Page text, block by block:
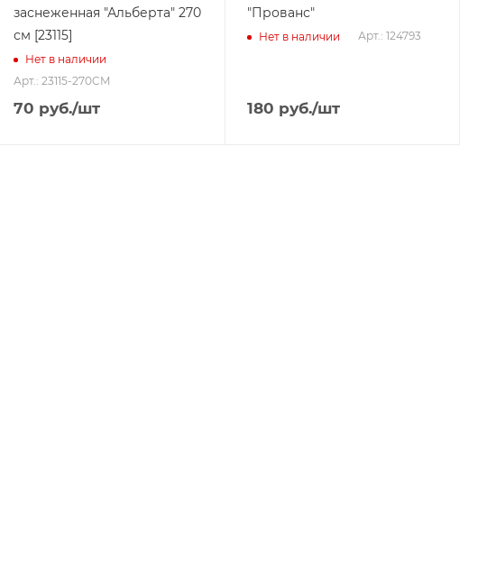
заснеженная "Альберта" 270
см [23115]
Нет в наличии
Арт.: 23115-270CM
70 руб./шт
"Прованс"
Нет в наличии Арт.: 124793
180 руб./шт